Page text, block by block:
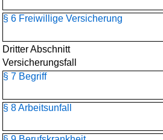
§ 6 Freiwillige Versicherung
Dritter Abschnitt
Versicherungsfall
§ 7 Begriff
§ 8 Arbeitsunfall